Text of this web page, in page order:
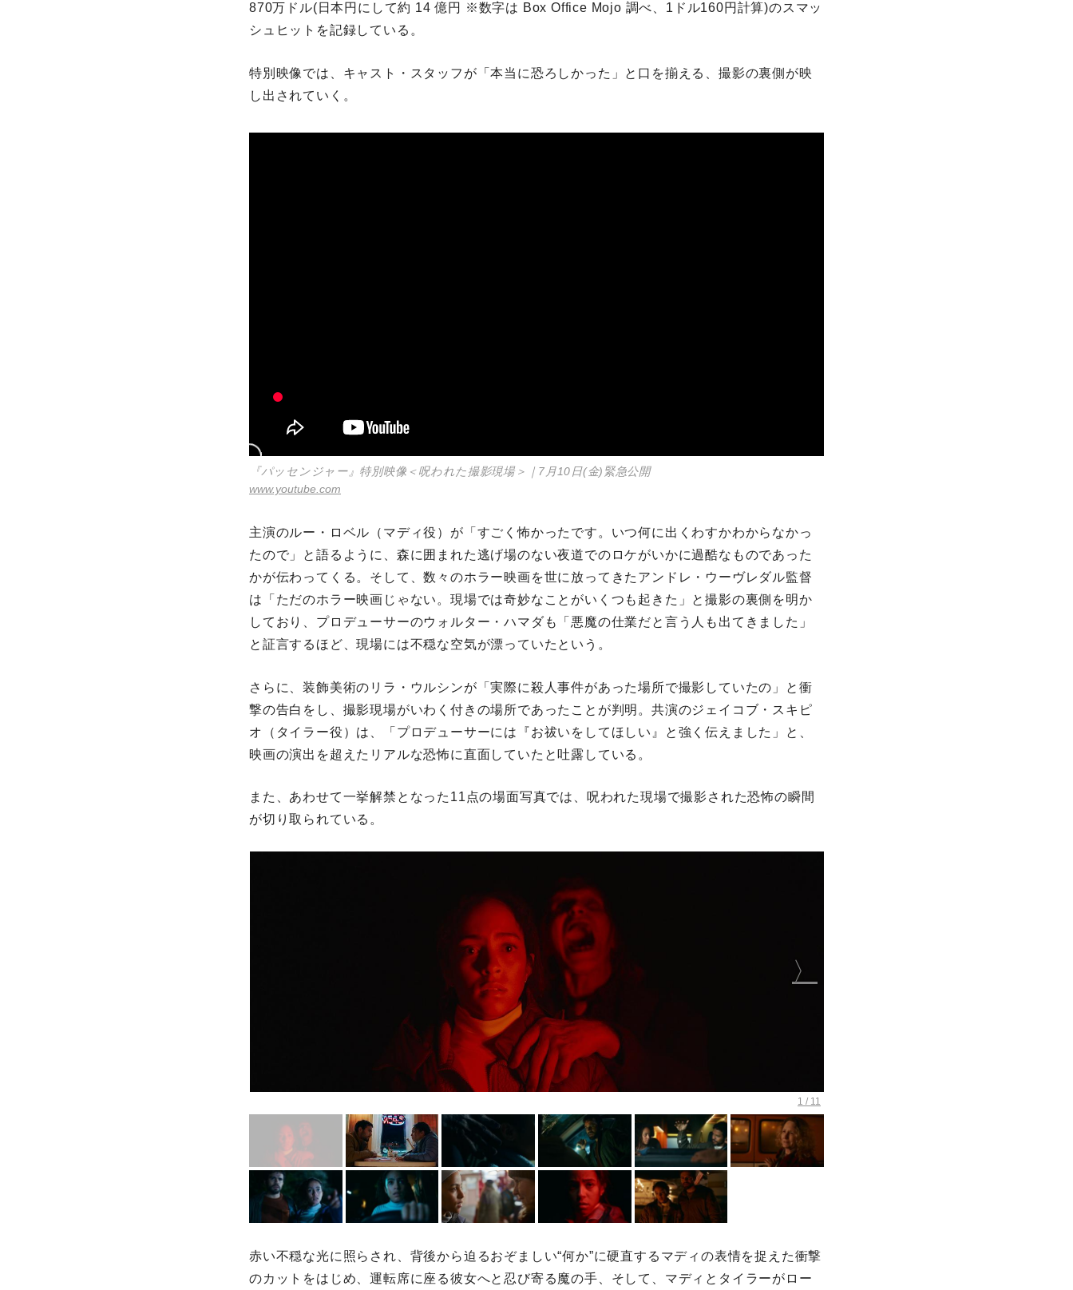
870万ドル(日本円にして約 14 億円 ※数字は Box Office Mojo 調べ、1ドル160円計算)のスマッ
シュヒットを記録している。
特別映像では、キャスト・スタッフが「本当に恐ろしかった」と口を揃える、撮影の裏側が映
し出されていく。
『パッセンジャー』特別映像＜呪われた撮影現場＞｜7月10日(金)緊急公開
www.youtube.com
主演のルー・ロベル（マディ役）が「すごく怖かったです。いつ何に出くわすかわからなかっ
たので」と語るように、森に囲まれた逃げ場のない夜道でのロケがいかに過酷なものであった
かが伝わってくる。そして、数々のホラー映画を世に放ってきたアンドレ・ウーヴレダル監督
は「ただのホラー映画じゃない。現場では奇妙なことがいくつも起きた」と撮影の裏側を明か
しており、プロデューサーのウォルター・ハマダも「悪魔の仕業だと言う人も出てきました」
と証言するほど、現場には不穏な空気が漂っていたという。
さらに、装飾美術のリラ・ウルシンが「実際に殺人事件があった場所で撮影していたの」と衝
撃の告白をし、撮影現場がいわく付きの場所であったことが判明。共演のジェイコブ・スキピ
オ（タイラー役）は、「プロデューサーには『お祓いをしてほしい』と強く伝えました」と、
映画の演出を超えたリアルな恐怖に直面していたと吐露している。
また、あわせて一挙解禁となった11点の場面写真では、呪われた現場で撮影された恐怖の瞬間
が切り取られている。
赤い不穏な光に照らされ、背後から迫るおぞましい“何か”に硬直するマディの表情を捉えた衝撃
のカットをはじめ、運転席に座る彼女へと忍び寄る魔の手、そして、マディとタイラーがロー